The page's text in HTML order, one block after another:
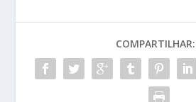
COMPARTILHAR: